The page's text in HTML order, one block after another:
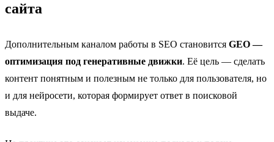
сайта
Дополнительным каналом работы в SEO становится GEO —
оптимизация под генеративные движки. Её цель — сделать
контент понятным и полезным не только для пользователя, но
и для нейросети, которая формирует ответ в поисковой
выдаче.